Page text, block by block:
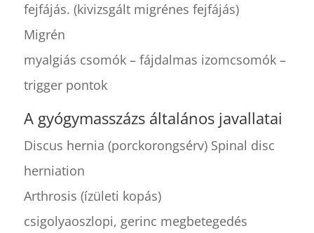
fejfájás. (kivizsgált migrénes fejfájás)
Migrén
myalgiás csomók – fájdalmas izomcsomók –
trigger pontok
A gyógymasszázs általános javallatai
Discus hernia (porckorongsérv) Spinal disc
herniation
Arthrosis (ízületi kopás)
csigolyaoszlopi, gerinc megbetegedés